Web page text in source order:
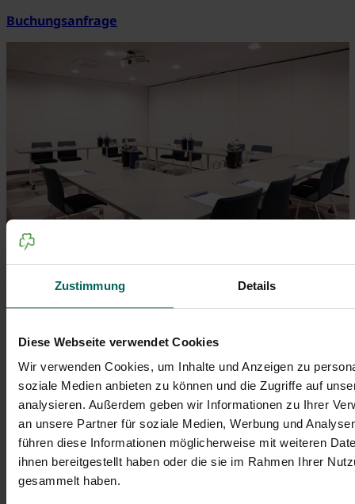
Zustimmung Details
Diese Webseite verwendet Cookies
Wir verwenden Cookies, um Inhalte und Anzeigen zu
soziale Medien anbieten zu können und die Zugriffe auf
analysieren. Außerdem geben wir Informationen zu Ihrer
an unsere Partner für soziale Medien, Werbung und
führen diese Informationen möglicherweise mit weiteren
ihnen bereitgestellt haben oder die sie im Rahmen Ihrer
gesammelt haben.
Buchungsanfrage
© Holiday Inn Express Fürth